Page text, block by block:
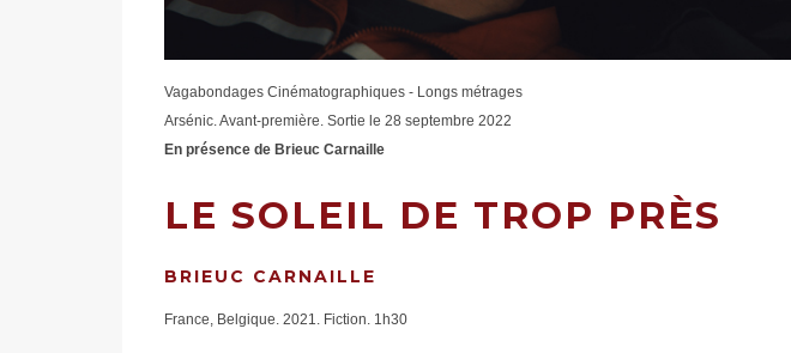
Vagabondages Cinématographiques - Longs métrages
Arsénic. Avant-première. Sortie le 28 septembre 2022
En présence de Brieuc Carnaille
LE SOLEIL DE TROP PRÈS
BRIEUC CARNAILLE
France, Belgique. 2021. Fiction. 1h30